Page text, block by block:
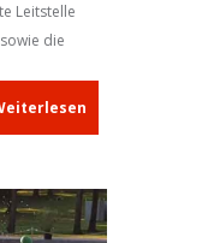
Leitstelle
die